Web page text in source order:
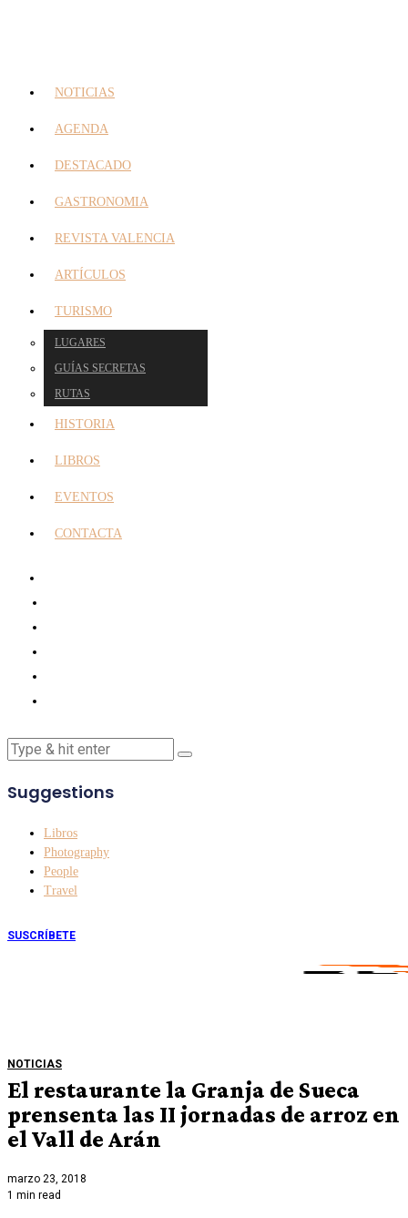
NOTICIAS
AGENDA
DESTACADO
GASTRONOMIA
REVISTA VALENCIA
ARTÍCULOS
TURISMO
LUGARES
GUÍAS SECRETAS
RUTAS
HISTORIA
LIBROS
EVENTOS
CONTACTA
Suggestions
Libros
Photography
People
Travel
SUSCRÍBETE
NOTICIAS
El restaurante la Granja de Sueca
prensenta las II jornadas de arroz en
el Vall de Arán
marzo 23, 2018
1 min read